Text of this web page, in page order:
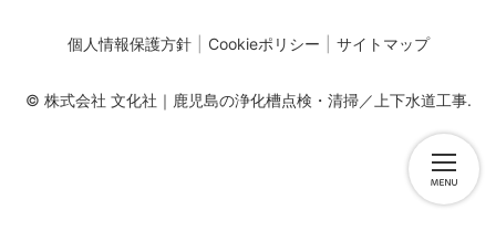
個人情報保護方針 Cookieポリシー サイトマップ
© 株式会社 文化社｜鹿児島の浄化槽点検・清掃／上下水道工事.